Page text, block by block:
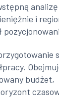
i
budżet,